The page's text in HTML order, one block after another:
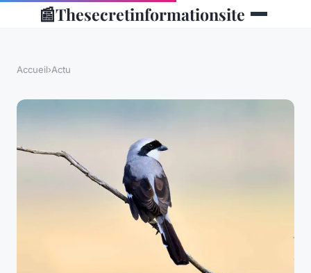
📰Thesecretinformationsite
Accueil›Actu